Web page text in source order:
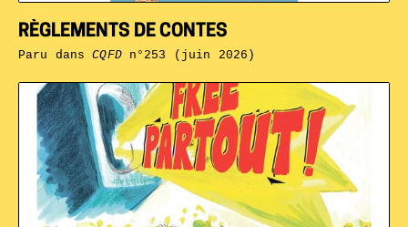
RÈGLEMENTS DE CONTES
Paru dansCQFDn°253 (juin 2026)